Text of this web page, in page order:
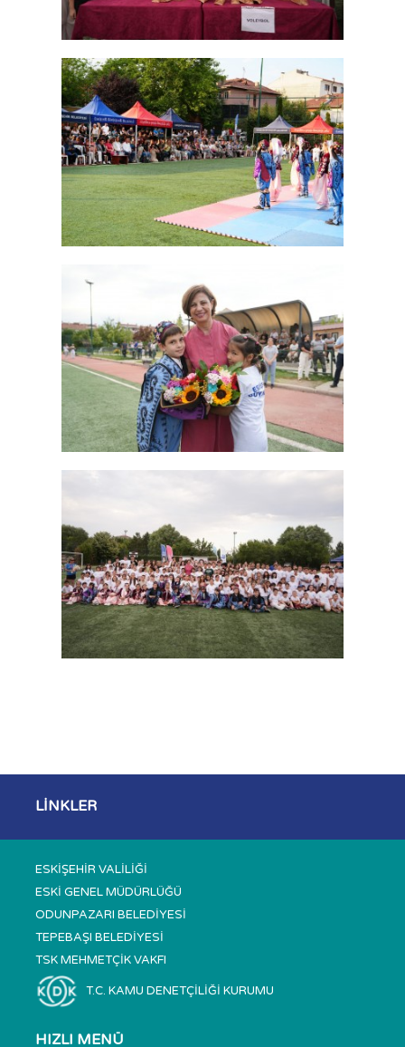
LİNKLER
ESKİŞEHİR VALİLİĞİ
ESKİ GENEL MÜDÜRLÜĞÜ
ODUNPAZARI BELEDİYESİ
TEPEBAŞI BELEDİYESİ
TSK MEHMETÇİK VAKFI
T.C. KAMU DENETÇİLİĞİ KURUMU
HIZLI MENÜ